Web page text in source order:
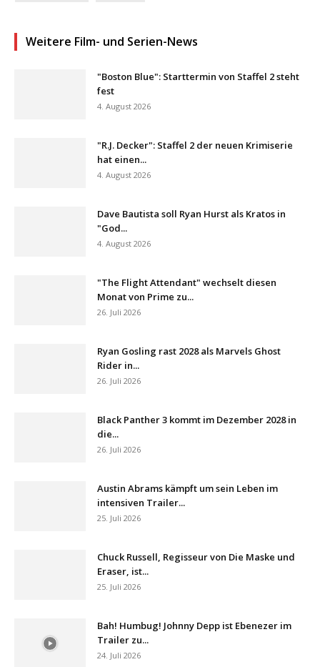
Weitere Film- und Serien-News
"Boston Blue": Starttermin von Staffel 2 steht
fest
4. August 2026
"R.J. Decker": Staffel 2 der neuen Krimiserie
hat einen...
4. August 2026
Dave Bautista soll Ryan Hurst als Kratos in
"God...
4. August 2026
"The Flight Attendant" wechselt diesen
Monat von Prime zu...
26. Juli 2026
Ryan Gosling rast 2028 als Marvels Ghost
Rider in...
26. Juli 2026
Black Panther 3 kommt im Dezember 2028 in
die...
26. Juli 2026
Austin Abrams kämpft um sein Leben im
intensiven Trailer...
25. Juli 2026
Chuck Russell, Regisseur von Die Maske und
Eraser, ist...
25. Juli 2026
Bah! Humbug! Johnny Depp ist Ebenezer im
Trailer zu...
24. Juli 2026